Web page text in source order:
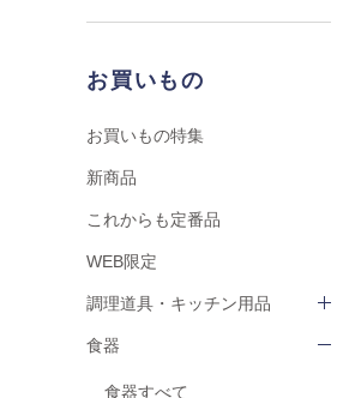
お買いもの
お買いもの特集
新商品
これからも定番品
WEB限定
調理道具・キッチン用品
食器
食器すべて